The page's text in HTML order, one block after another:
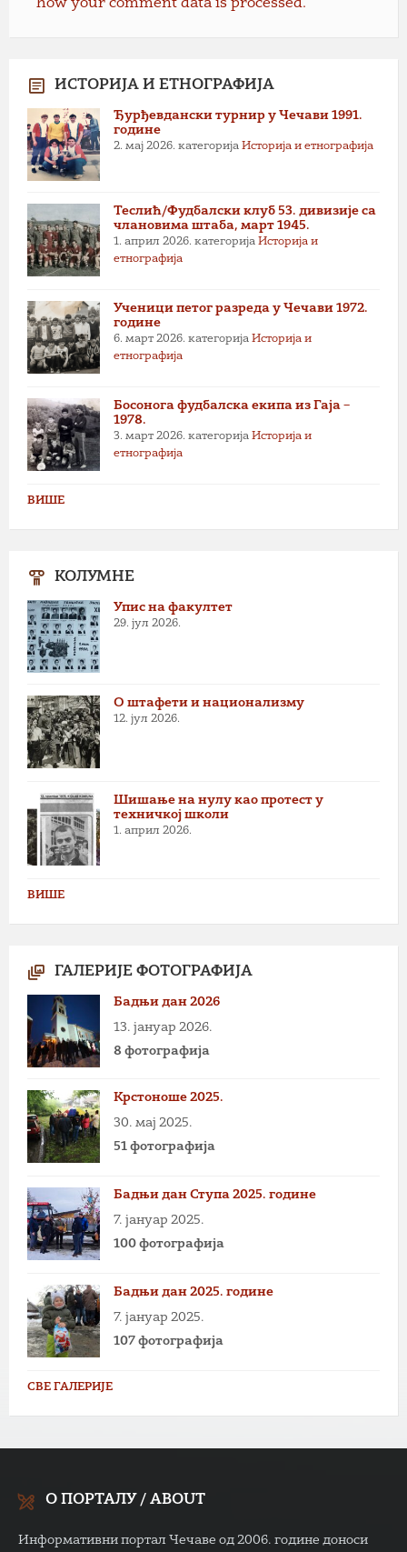
how your comment data is processed.
ИСТОРИЈА И ЕТНОГРАФИЈА
Ђурђевдански турнир у Чечави 1991.
године
2. мај 2026. категорија Историја и етнографија
Теслић/Фудбалски клуб 53. дивизије са
члановима штаба, март 1945.
1. април 2026. категорија Историја и
етнографија
Ученици петог разреда у Чечави 1972.
године
6. март 2026. категорија Историја и
етнографија
Босонога фудбалска екипа из Гаја –
1978.
3. март 2026. категорија Историја и
етнографија
ВИШЕ
КОЛУМНЕ
Упис на факултет
29. јул 2026.
О штафети и национализму
12. јул 2026.
Шишање на нулу као протест у
техничкој школи
1. април 2026.
ВИШЕ
ГАЛЕРИЈЕ ФОТОГРАФИЈА
Бадњи дан 2026
13. јануар 2026.
8 фотографија
Крстоноше 2025.
30. мај 2025.
51 фотографија
Бадњи дан Ступа 2025. године
7. јануар 2025.
100 фотографија
Бадњи дан 2025. године
7. јануар 2025.
107 фотографија
СВЕ ГАЛЕРИЈЕ
О ПОРТАЛУ / ABOUT
Информативни портал Чечаве од 2006. године доноси